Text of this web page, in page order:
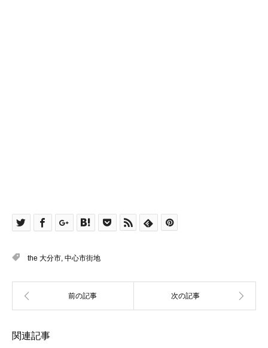
the 大分市, 中心市街地
関連記事